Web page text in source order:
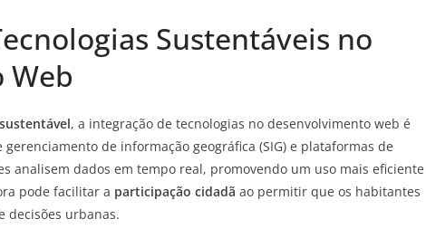
Sustentáveis no
Web
, a integração de tecnologias no desenvolvimento web é
de informação geográfica (SIG) e plataformas de
analisem dados em tempo real, promovendo um uso mais eficiente
pode facilitar a participação cidadã ao permitir que os habitantes
decisões urbanas.